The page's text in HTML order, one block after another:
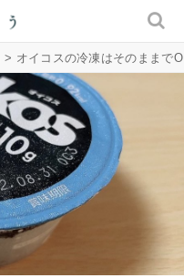
> オイコスの冷凍はそのままで